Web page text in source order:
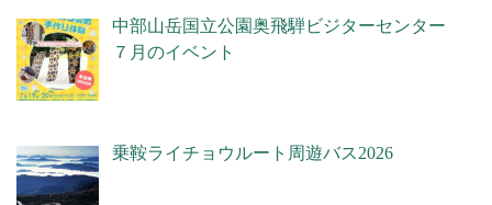
中部山岳国立公園奥飛騨ビジターセンター
７月のイベント
乗鞍ライチョウルート周遊バス2026